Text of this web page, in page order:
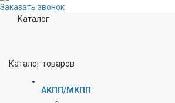
Заказать звонок
Каталог
Каталог товаров
АКПП/МКПП